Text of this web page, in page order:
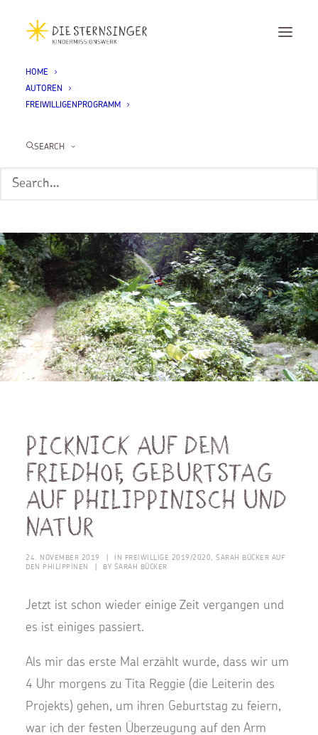
HOME
AUTOREN
FREIWILLIGENPROGRAMM
SEARCH
Picknick auf dem
Friedhof, Geburtstag
auf philippinisch und
Natur
24. NOVEMBER 2019 IN FREIWILLIGE 2019/2020 , SARAH BÜCKER AUF
DEN PHILIPPINEN
BY SARAH BÜCKER
Jetzt ist schon wieder einige Zeit vergangen und
es ist einiges passiert.
Als mir das erste Mal erzählt wurde, dass wir um
4 Uhr morgens zu Tita Reggie (die Leiterin des
Projekts) gehen, um ihren Geburtstag zu feiern,
war ich der festen Überzeugung auf den Arm